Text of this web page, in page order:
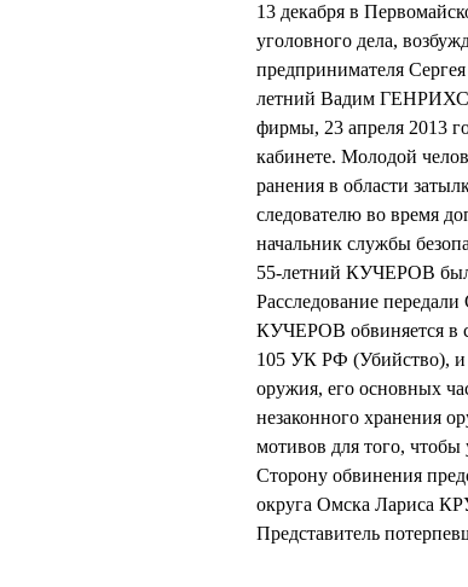
13 декабря в
уголовного дела,
предпринимателя
летний Вадим
фирмы, 23 апреля 2013
кабинете. Молодой
ранения в области
следователю во время
начальник службы
55-летний КУЧЕРОВ был
Расследование
КУЧЕРОВ обвиняется в
105 УК РФ (Убийство), и
оружия, его основных
незаконного хранения
мотивов для того,
Сторону обвинения
округа Омска Лариса
Представитель